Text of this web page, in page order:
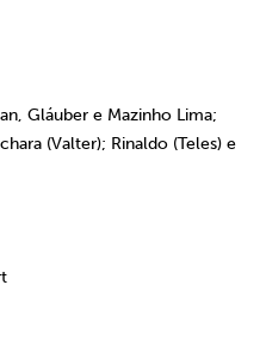
Gláuber e Mazinho Lima;
(Valter); Rinaldo (Teles) e